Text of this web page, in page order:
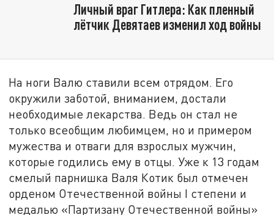
Личный враг Гитлера: Как пленный
лётчик Девятаев изменил ход войны
На ноги Валю ставили всем отрядом. Его
окружили заботой, вниманием, достали
необходимые лекарства. Ведь он стал не
только всеобщим любимцем, но и примером
мужества и отваги для взрослых мужчин,
которые годились ему в отцы. Уже к 13 годам
смелый парнишка Валя Котик был отмечен
орденом Отечественной войны I степени и
медалью «Партизану Отечественной войны»